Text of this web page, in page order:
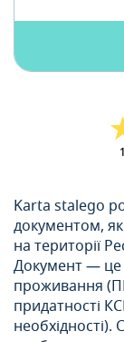
1
Karta stalego
документом,
на території
Документ — це
проживання
придатності